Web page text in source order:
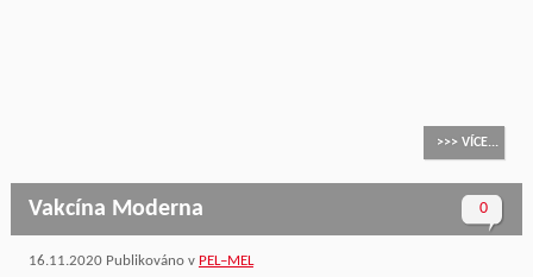
>>> VÍCE...
0
Vakcína Moderna
16.11.2020Publikováno v PEL–MEL